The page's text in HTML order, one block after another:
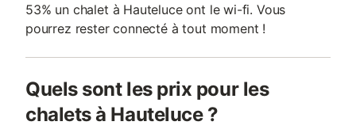
53% un chalet à Hauteluce ont le wi-fi. Vous
pourrez rester connecté à tout moment !
Quels sont les prix pour les
chalets à Hauteluce ?